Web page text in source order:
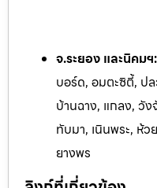
จ.ระยอง และนิคมฯ:
บอร์ด, อมตะซิตี้, ป
บ้านฉาง, แกลง, วง
ทับมา, เนินพระ, ห้ว
ยางพร